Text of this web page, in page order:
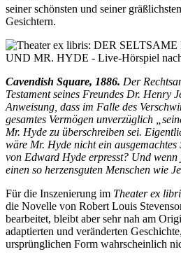
seiner schönsten und seiner
Gesichtern.
Cavendish Square, 1886. Der
Testament seines Freundes Dr. Henry
Anweisung, dass im Falle des
gesamtes Vermögen unverzüglich
Mr. Hyde zu überschreiben sei.
wäre Mr. Hyde nicht ein
von Edward Hyde erpresst? Und
einen so herzensguten Menschen wie
Für die Inszenierung im Theater ex
die Novelle von Robert Louis
bearbeitet, bleibt aber sehr nah am
adaptierten und veränderten
ursprünglichen Form wahrscheinlich